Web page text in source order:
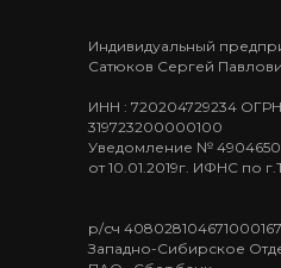
Индивидуальный
Сатюков Сергей
ИНН : 720204729234
319723200000100
Уведомление №
от 10.01.2019г. ИФНС по
р/сч
Западно-Сибирское